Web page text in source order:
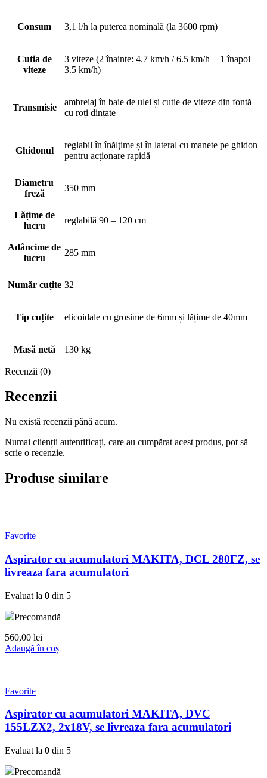
Consum 3,1 l/h la puterea nominală (la 3600 rpm)
Cutia de
viteze
3 viteze (2 înainte: 4.7 km/h / 6.5 km/h + 1 înapoi
3.5 km/h)
Transmisie
ambreiaj în baie de ulei și cutie de viteze din fontă
cu roți dințate
Ghidonul
reglabil în înălţime și în lateral cu manete pe ghidon
pentru acționare rapidă
Diametru
freză
350 mm
Lățime de
lucru
reglabilă 90 – 120 cm
Adâncime de
lucru
285 mm
Număr cuțite 32
Tip cuțite elicoidale cu grosime de 6mm și lățime de 40mm
Masă netă 130 kg
Recenzii (0)
Recenzii
Nu există recenzii până acum.
Numai clienții autentificați, care au cumpărat acest produs, pot să
scrie o recenzie.
Produse similare
Favorite
Aspirator cu acumulatori MAKITA, DCL 280FZ, se
livreaza fara acumulatori
Evaluat la 0 din 5
Precomandă
560,00 lei
Adaugă în coș
Favorite
Aspirator cu acumulatori MAKITA, DVC
155LZX2, 2x18V, se livreaza fara acumulatori
Evaluat la 0 din 5
Precomandă